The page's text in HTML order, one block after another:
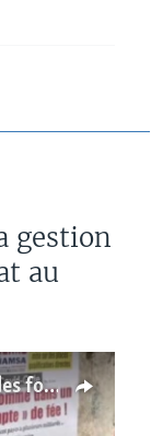
gestion
au
Un rapport d’audit sur la gestion des fonds Covid fait débat au Togo